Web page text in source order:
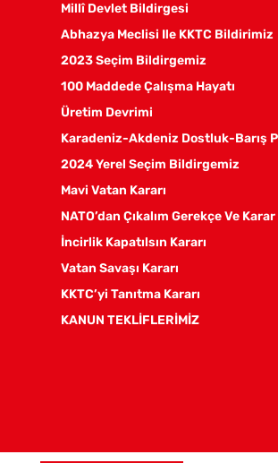
Millî Devlet Bildirgesi
Abhazya Meclisi Ile KKTC Bildirimiz
2023 Seçim Bildirgemiz
100 Maddede Çalışma Hayatı
Üretim Devrimi
Karadeniz-Akdeniz Dostluk-Barış
2024 Yerel Seçim Bildirgemiz
Mavi Vatan Kararı
NATO’dan Çıkalım Gerekçe Ve Karar
İncirlik Kapatılsın Kararı
Vatan Savaşı Kararı
KKTC’yi Tanıtma Kararı
KANUN TEKLİFLERİMİZ